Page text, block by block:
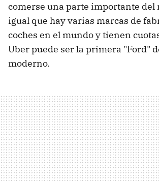
comerse una parte importante del
igual que hay varias marcas de
coches en el mundo y tienen
Uber puede ser la primera "Ford"
moderno.